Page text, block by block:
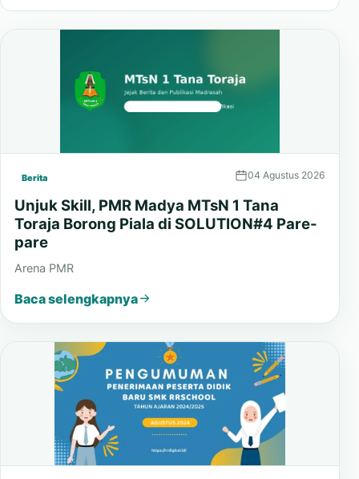
Berita 04 Agustus 2026
Unjuk Skill, PMR Madya MTsN 1 Tana
Toraja Borong Piala di SOLUTION#4 Pare-
pare
Arena PMR
Baca selengkapnya